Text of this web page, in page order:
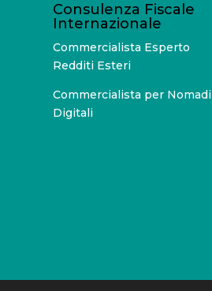
Consulenza Fiscale
Internazionale
Commercialista Esperto
Redditi Esteri
Commercialista per Nomadi
Digitali